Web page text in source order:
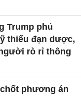
Trump phủ
thiếu đạn dược,
rò rỉ thông
phương án